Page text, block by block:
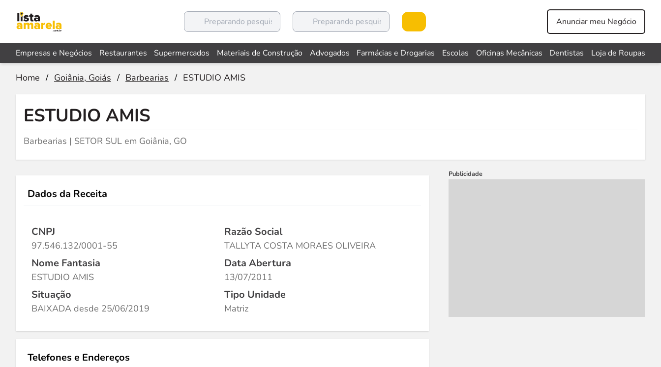
Anunciar meu Negócio
Empresas e Negócios Restaurantes Supermercados Materiais de Construção Advogados Farmácias e Drogarias Escolas Oficinas Mecânicas Dentistas Loja de Roupas
Home / Goiânia, Goiás / Barbearias / ESTUDIO AMIS
ESTUDIO AMIS
Barbearias | SETOR SUL em Goiânia, GO
Dados da Receita
CNPJ
97.546.132/0001-55
Razão Social
TALLYTA COSTA MORAES OLIVEIRA
Nome Fantasia
ESTUDIO AMIS
Data Abertura
13/07/2011
Situação
BAIXADA desde 25/06/2019
Tipo Unidade
Matriz
Telefones e Endereços
Publicidade